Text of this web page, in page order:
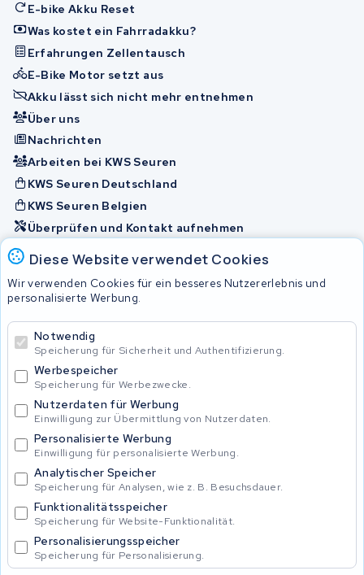
Diese Website verwendet Cookies
Wir verwenden Cookies für ein besseres Nutzererlebnis und
personalisierte Werbung.
Notwendig
Speicherung für Sicherheit und Authentifizierung.
Werbespeicher
Speicherung für Werbezwecke.
Nutzerdaten für Werbung
Einwilligung zur Übermittlung von Nutzerdaten.
Personalisierte Werbung
Einwilligung für personalisierte Werbung.
Analytischer Speicher
Speicherung für Analysen, wie z. B. Besuchsdauer.
Funktionalitätsspeicher
Speicherung für Website-Funktionalität.
Personalisierungsspeicher
Speicherung für Personalisierung.
E-bike Akku Reset
Was kostet ein Fahrradakku?
Erfahrungen Zellentausch
E-Bike Motor setzt aus
Akku lässt sich nicht mehr entnehmen
Über uns
Nachrichten
Arbeiten bei KWS Seuren
KWS Seuren Deutschland
KWS Seuren Belgien
Überprüfen und Kontakt aufnehmen
Allgemeine Geschäftsbedingungen
Privacy Policy